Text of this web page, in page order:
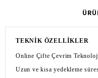
TEKNİK ÖZELLİKLER
Online Çifte Çevrim
Uzun ve kısa yedekleme